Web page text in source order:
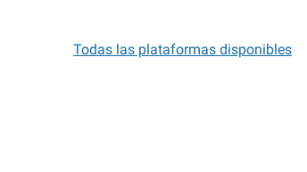
Todas las plataformas disponibles